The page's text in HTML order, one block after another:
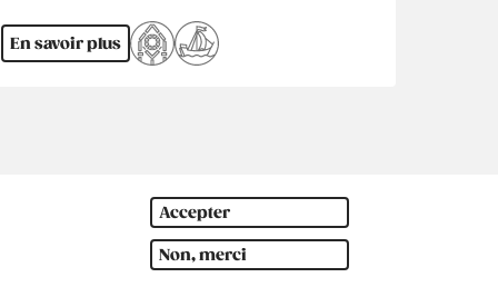
Accepter
Non, merci
En savoir plus